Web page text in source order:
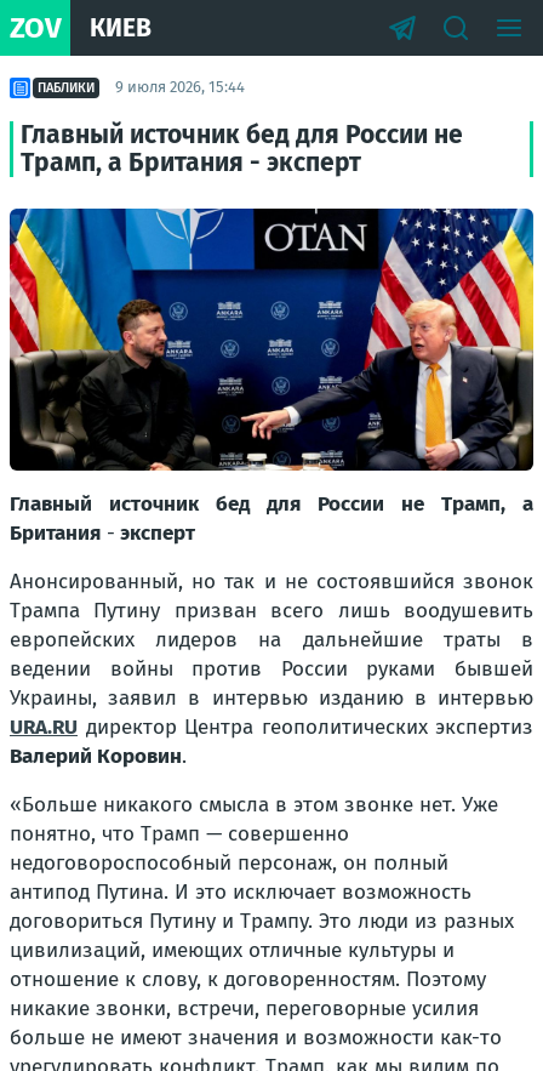
ZOV КИЕВ
ПАБЛИКИ 9 июля 2026, 15:44
Главный источник бед для России не
Трамп, а Британия - эксперт
Главный источник бед для России не Трамп, а
Британия - эксперт
Анонсированный, но так и не состоявшийся звонок
Трампа Путину призван всего лишь воодушевить
европейских лидеров на дальнейшие траты в
ведении войны против России руками бывшей
Украины, заявил в интервью изданию в интервью
URA.RU директор Центра геополитических экспертиз
Валерий Коровин.
«Больше никакого смысла в этом звонке нет. Уже
понятно, что Трамп — совершенно
недоговороспособный персонаж, он полный
антипод Путина. И это исключает возможность
договориться Путину и Трампу. Это люди из разных
цивилизаций, имеющих отличные культуры и
отношение к слову, к договоренностям. Поэтому
никакие звонки, встречи, переговорные усилия
больше не имеют значения и возможности как-то